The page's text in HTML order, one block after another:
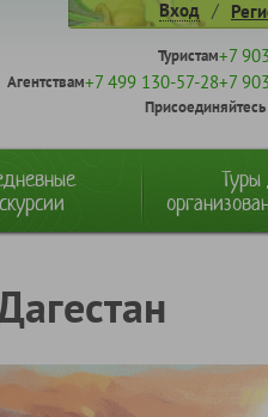
Вход /
Туристам+7
Агентствам+7 499 130-57-28+7
Туры